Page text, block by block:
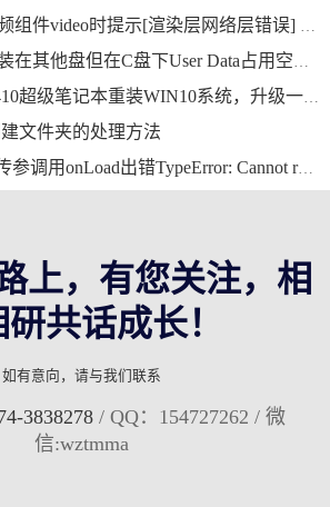
微信小程序使用视频组件video时提示[渲染层网络层错误] Failed to load media错误的解决方法
微信开发者工具安装在其他盘但在C盘下User Data占用空间超大，能删掉吗？用mklink提示当文件已存在时，无法创建该文件
一直吃灰的联想U410超级笔记本重装WIN10系统，升级一下硬件继续战斗
文件夹的处理方法
微信小程序options传参调用onLoad出错TypeError: Cannot read property “ID“ of undefined的解决方法
上，有您关注，相
共话成长！
如有意向，请与我们联系
3838278 / QQ：154727262 / 微
信:wztmma